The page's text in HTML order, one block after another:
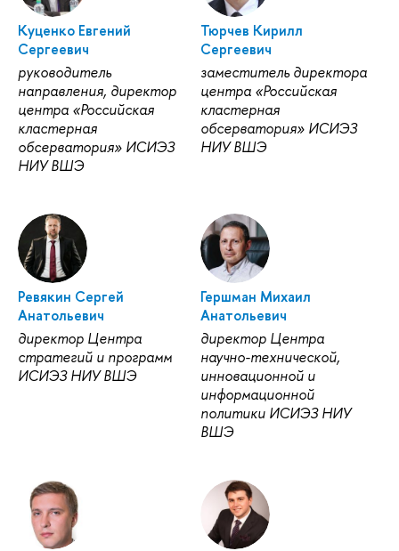
Куценко Евгений
Сергеевич
руководитель
направления, директор
центра «Российская
кластерная
обсерватория» ИСИЭЗ
НИУ ВШЭ
Тюрчев Кирилл
Сергеевич
заместитель директора
центра «Российская
кластерная
обсерватория» ИСИЭЗ
НИУ ВШЭ
Ревякин Сергей
Анатольевич
директор Центра
стратегий и программ
ИСИЭЗ НИУ ВШЭ
Гершман Михаил
Анатольевич
директор Центра
научно-технической,
инновационной и
информационной
политики ИСИЭЗ НИУ
ВШЭ